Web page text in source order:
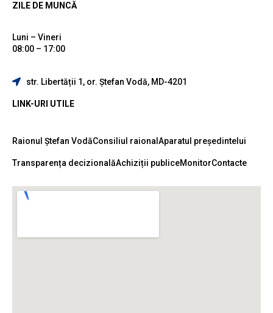
ZILE DE MUNCĂ
Luni – Vineri
08:00 – 17:00
str. Libertății 1, or. Ștefan Vodă, MD-4201
LINK-URI UTILE
Raionul Ștefan VodăConsiliul raional Aparatul președintelui
Transparența decizionalăAchiziții publiceMonitorContacte